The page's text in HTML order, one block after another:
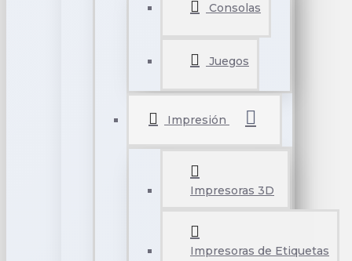
Consolas
Juegos
Impresión
Impresoras 3D
Impresoras de Etiquetas